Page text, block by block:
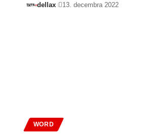
dellax 13. decembra 2022
WORD